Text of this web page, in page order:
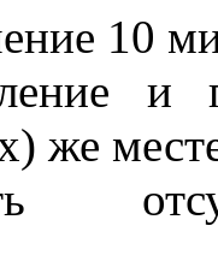
10
и
же